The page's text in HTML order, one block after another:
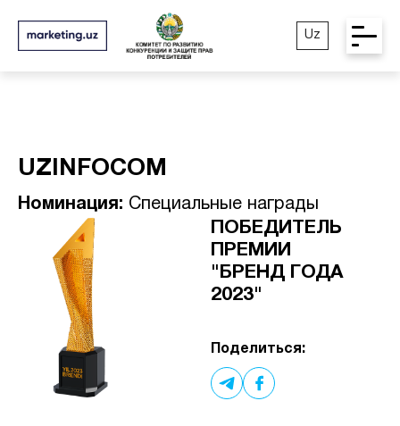
Uz
UZINFOCOM
Номинация: Специальные награды
ПОБЕДИТЕЛЬ
ПРЕМИИ
"БРЕНД ГОДА
2023"
Поделиться: